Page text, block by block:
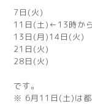
7日(火)
11日(土)←13時か
13日(月)14日(火)
21日(火)
28日(火)
です。
※ 6月11日(土)は都